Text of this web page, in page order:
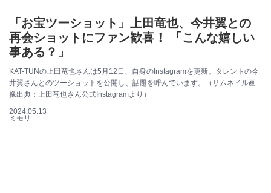
「お宝ツーショット」上田竜也、今井翼との
再会ショットにファン歓喜！ 「こんな嬉しい
事ある？」
KAT-TUNの上田竜也さんは5月12日、自身のInstagramを更新。タレントの今
井翼さんとのツーショットを公開し、話題を呼んでいます。（サムネイル画
像出典：上田竜也さん公式Instagramより）
2024.05.13
ミモリ